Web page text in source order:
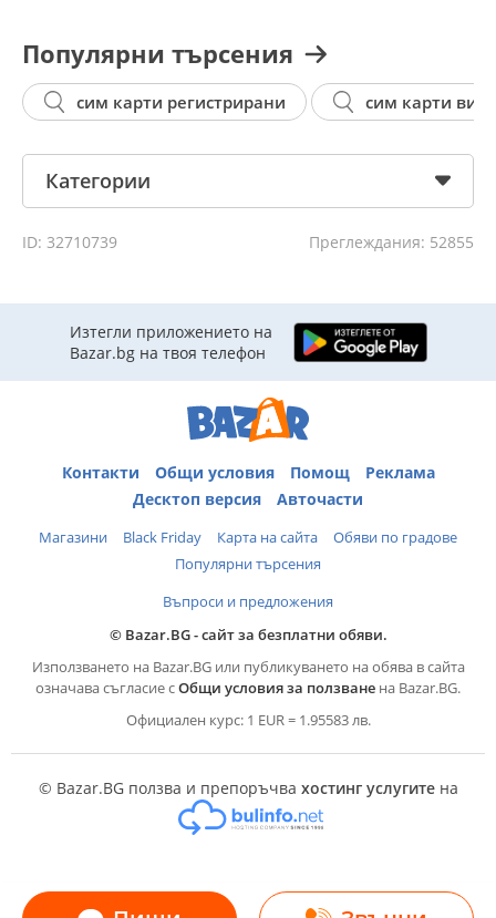
Популярни търсения
сим карти регистрирани сим карти
Категории
ID: 32710739 Преглеждания: 52855
Изтегли приложението на
Bazar.bg на твоя телефон
Контакти Общи условия Помощ
Реклама
Десктоп версия
Авточасти
Магазини Black Friday Карта на сайта
Обяви по градове
Популярни търсения
Въпроси и предложения
© Bazar.BG - сайт за безплатни обяви.
Използването на Bazar.BG или публикуването на обява в сайта
означава съгласие сОбщи условия за ползване на Bazar.BG.
Официален курс: 1 EUR = 1.95583 лв.
© Bazar.BG ползва и препоръчва хостинг услугитена